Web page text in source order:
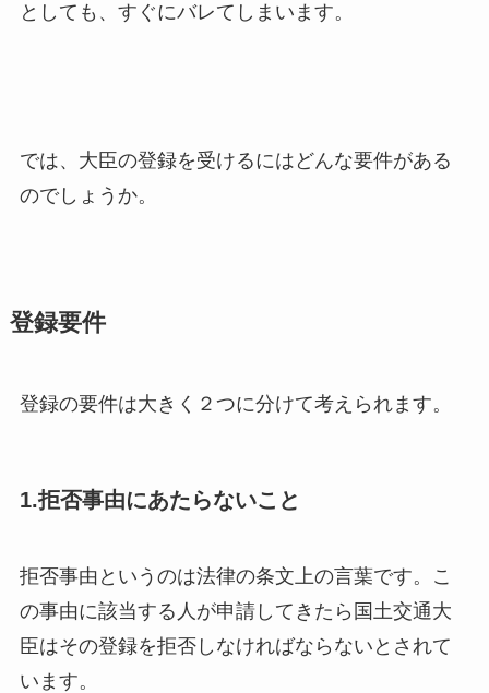
としても、すぐにバレてしまいます。
では、大臣の登録を受けるにはどんな要件がある
のでしょうか。
登録要件
登録の要件は大きく２つに分けて考えられます。
1.拒否事由にあたらないこと
拒否事由というのは法律の条文上の言葉です。こ
の事由に該当する人が申請してきたら国土交通大
臣はその登録を拒否しなければならないとされて
います。